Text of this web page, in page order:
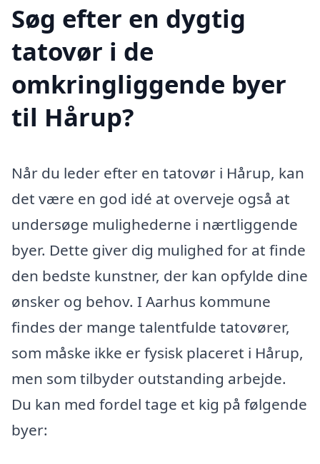
Søg efter en dygtig
tatovør i de
omkringliggende byer
til Hårup?
Når du leder efter en tatovør i Hårup, kan
det være en god idé at overveje også at
undersøge mulighederne i nærtliggende
byer. Dette giver dig mulighed for at finde
den bedste kunstner, der kan opfylde dine
ønsker og behov. I Aarhus kommune
findes der mange talentfulde tatovører,
som måske ikke er fysisk placeret i Hårup,
men som tilbyder outstanding arbejde.
Du kan med fordel tage et kig på følgende
byer: